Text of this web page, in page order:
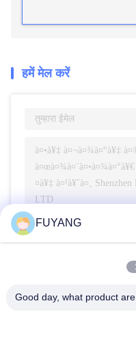
हमें मेल करें
FUYANG
Good day, what product